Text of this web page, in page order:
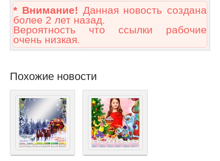
* Внимание! Данная новость создана
более 2 лет назад.
Вероятность что ссылки рабочие
очень низкая.
Похожие новости